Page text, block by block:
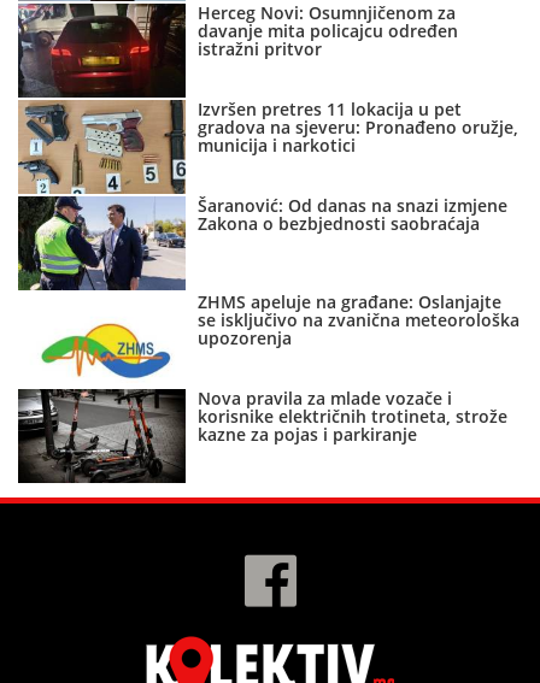
Herceg Novi: Osumnjičenom za
davanje mita policajcu određen
istražni pritvor
Izvršen pretres 11 lokacija u pet
gradova na sjeveru: Pronađeno oružje,
municija i narkotici
Šaranović: Od danas na snazi izmjene
Zakona o bezbjednosti saobraćaja
ZHMS apeluje na građane: Oslanjajte
se isključivo na zvanična meteorološka
upozorenja
Nova pravila za mlade vozače i
korisnike električnih trotineta, strože
kazne za pojas i parkiranje